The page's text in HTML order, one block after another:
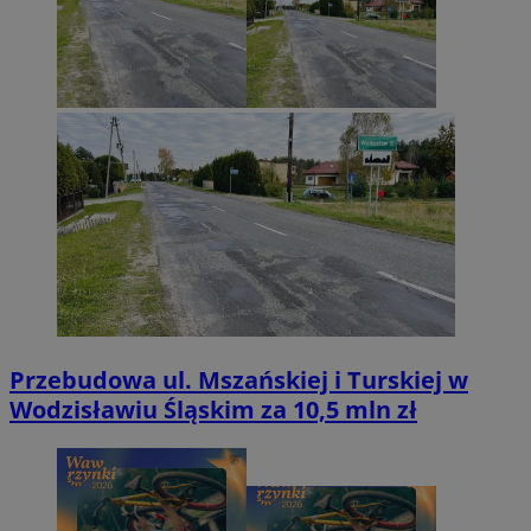
Przebudowa ul. Mszańskiej i Turskiej w
Wodzisławiu Śląskim za 10,5 mln zł